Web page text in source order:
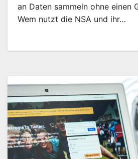
an Daten sammeln ohne einen
Wem nutzt die NSA und ihr…